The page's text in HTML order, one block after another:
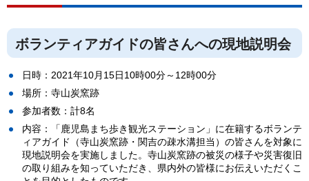
ボランティアガイドの皆さんへの現地説明会
日時：2021年10月15日10時00分～12時00分
場所：寺山炭窯跡
参加者数：計8名
内容：「鹿児島まち歩き観光ステーション」に在籍するボランテ
ィアガイド（寺山炭窯跡・関吉の疎水溝担当）の皆さんを対象に
現地説明会を実施しました。寺山炭窯跡の被災の様子や災害復旧
の取り組みを知っていただき、県内外の皆様にお伝えいただくこ